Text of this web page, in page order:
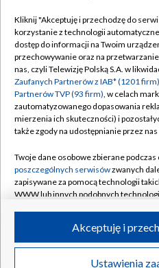
Biuro
Oferta
Akademia
Centrum
Polityka
Moje
Biuro
©2026 Telewizja Polska
Kliknij "Akceptuję i przechodzę do
korzystanie z technologii
dostęp do informacji na Twoim
przechowywanie oraz na
nas, czyli Telewizję Polską S.A. w
Zaufanych Partnerów z IAB* (1201 firm)
Partnerów TVP (93 firm), w celach
zautomatyzowanego dopasowania
mierzenia ich skuteczności) i
także zgody na udostępnianie przez
Twoje dane osobowe zbierane
poszczególnych serwisówzwanych
zapisywane za pomocą technologii
WWW lub innych podobnych
ruchu w Internecie.
Twoje dane osobowe zbierane
Ustawienia
Akceptuję i